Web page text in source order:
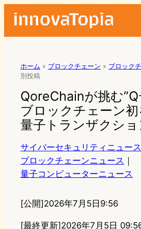
ホーム » ブロックチェーン » ブロック
別投稿
QoreChainが挑む”Q
ブロックチェーン
量子トランザクショ
サイバーセキュリティニュース
ブロックチェーンニュース ｜
量子コンピューターニュース
[公開]2026年7月5日9:56
[最終更新]2026年7月5日